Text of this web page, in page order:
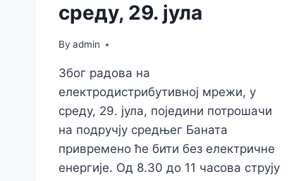
среду, 29. јула
By admin
Због радова на
електродистрибутивној мрежи, у
среду, 29. јула, поједини потрошачи
на подручју средњег Баната
привремено ће бити без електричне
енергије. Од 8.30 до 11 часова струју